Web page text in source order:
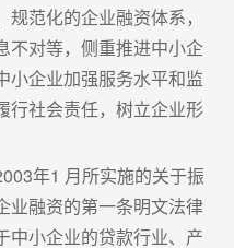
范化的企业融资体系，
不对等，侧重推进中小企
小企业加强服务水平和监
行社会责任，树立企业形
年1 月所实施的关于振
业融资的第一条明文法律
中小企业的贷款行业、产